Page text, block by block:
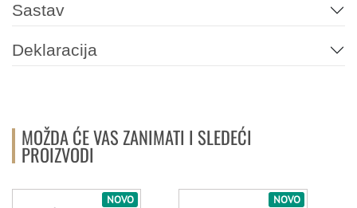
Sastav
Deklaracija
MOŽDA ĆE VAS ZANIMATI I SLEDEĆI
PROIZVODI
NOVO NOVO